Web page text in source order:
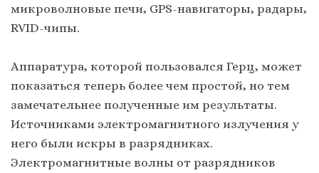
микроволновые печи, GPS-навигаторы, радары,
RVID-чипы.
Аппаратура, которой пользовался Герц, может
показаться теперь более чем простой, но тем
замечательнее полученные им результаты.
Источниками электромагнитного излучения у
него были искры в разрядниках.
Электромагнитные волны от разрядников